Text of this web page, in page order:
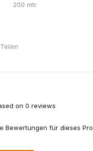
200 mtr
Teilen
on 0 reviews
Bewertungen für dieses